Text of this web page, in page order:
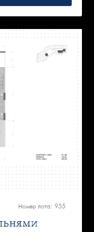
Номер лота: 955